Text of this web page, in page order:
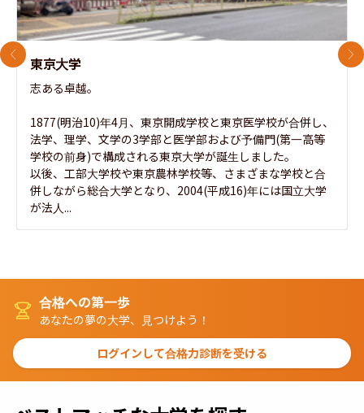
東京大学
志ある卓越。
1877(明治10)年4月、東京開成学校と東京医学校が合併し、
法学、理学、文学の3学部と医学部および予備門(第一高等
学校の前身)で構成される東京大学が誕生しました。
以後、工部大学校や東京農林学校等、さまざまな学校と合
併しながら総合大学となり、2004(平成16)年には国立大学
が法人...
前のスライド 次
合格への第一歩
あなたの夢の大学、見つけよう！
ログインして合格力診断を受ける